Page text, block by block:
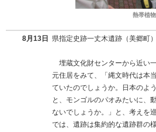
熱帯植
8月13日 県指定史跡一丈木遺跡（美郷町
埋蔵文化財センターから近い
元住居をみて、「縄文時代は本
ていたのでしょうか。日本のよ
と、モンゴルのパオみたいに、
ないでしょうか。」と、考えを
では、遺跡は集約的な遺跡群の